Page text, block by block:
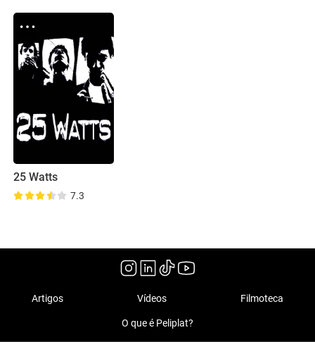
25 Watts
7.3
Artigos Vídeos Filmoteca
O que é Peliplat?